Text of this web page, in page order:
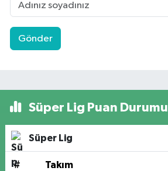
Gönder
Süper Lig Puan Durumu
Süper Lig
# Takım